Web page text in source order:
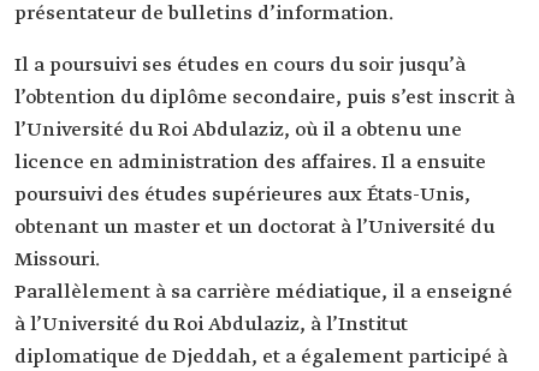
présentateur de bulletins d’information.
Il a poursuivi ses études en cours du soir jusqu’à
l’obtention du diplôme secondaire, puis s’est inscrit à
l’Université du Roi Abdulaziz, où il a obtenu une
licence en administration des affaires. Il a ensuite
poursuivi des études supérieures aux États-Unis,
obtenant un master et un doctorat à l’Université du
Missouri.
Parallèlement à sa carrière médiatique, il a enseigné
à l’Université du Roi Abdulaziz, à l’Institut
diplomatique de Djeddah, et a également participé à